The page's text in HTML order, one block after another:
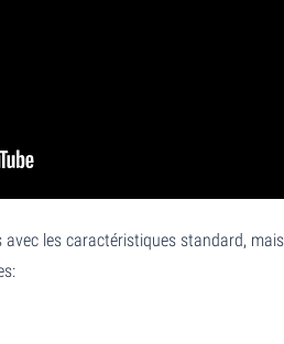
les caractéristiques standard,